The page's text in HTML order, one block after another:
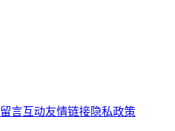
留言互动友情链接隐私政策